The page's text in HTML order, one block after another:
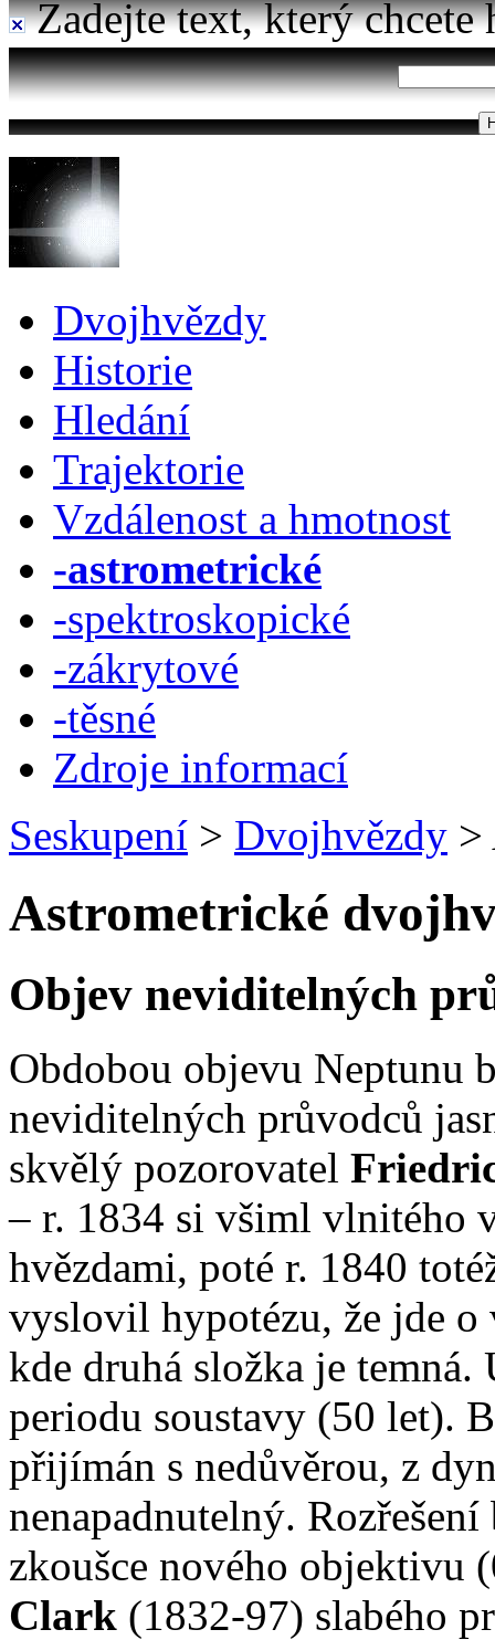
Zadejte text, který chcete
Dvojhvězdy
Historie
Hledání
Trajektorie
Vzdálenost a hmotnost
-astrometrické
-spektroskopické
-zákrytové
-těsné
Zdroje informací
Seskupení > Dvojhvězdy >
Astrometrické
Objev neviditelných
Obdobou objevu Neptunu
neviditelných průvodců
skvělý pozorovatel
– r. 1834 si všiml vlnitého
hvězdami, poté r. 1840
vyslovil hypotézu, že jde o
kde druhá složka je
periodu soustavy (50 let).
přijímán s nedůvěrou, z
nenapadnutelný.
zkoušce nového objektivu
Clark (1832-97) slabého